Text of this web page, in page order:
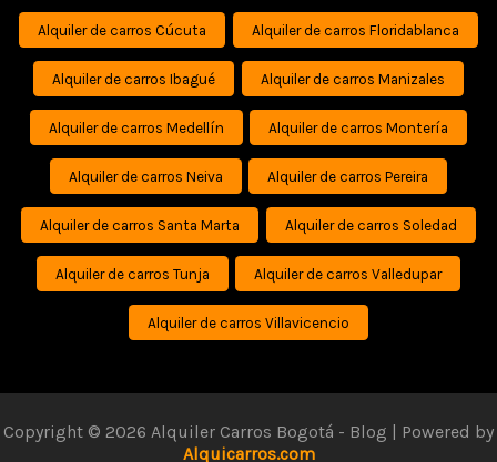
Alquiler de carros Cúcuta Alquiler de carros Floridablanca
Alquiler de carros Ibagué Alquiler de carros Manizales
Alquiler de carros Medellín Alquiler de carros Montería
Alquiler de carros Neiva Alquiler de carros Pereira
Alquiler de carros Santa Marta Alquiler de carros Soledad
Alquiler de carros Tunja Alquiler de carros Valledupar
Alquiler de carros Villavicencio
Copyright © 2026 Alquiler Carros Bogotá - Blog | Powered by
Alquicarros.com